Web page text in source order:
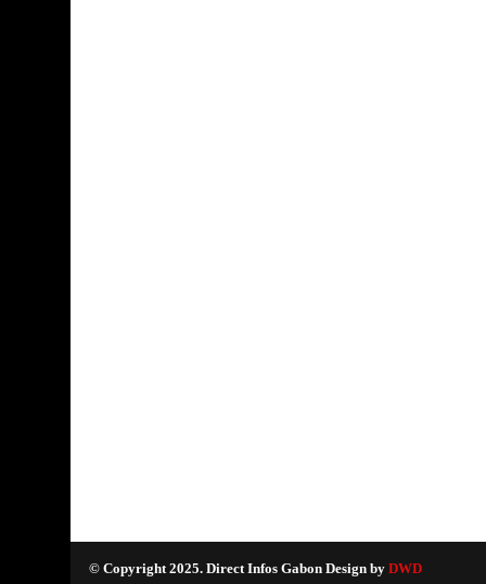
© Copyright 2025. Direct Infos Gabon Design by DWD